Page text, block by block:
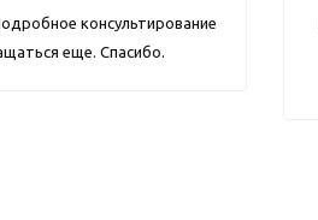
консультирование
еще. Спасибо.